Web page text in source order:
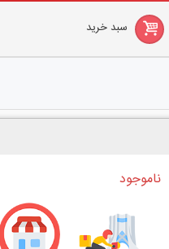
سبد خرید
ناموجود